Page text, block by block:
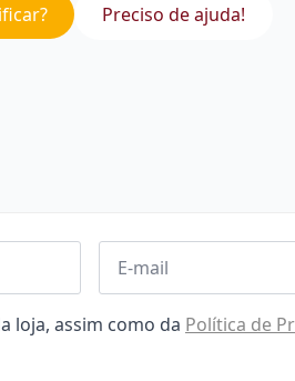
Preciso de ajuda!
Email
loja, assim como da Política de